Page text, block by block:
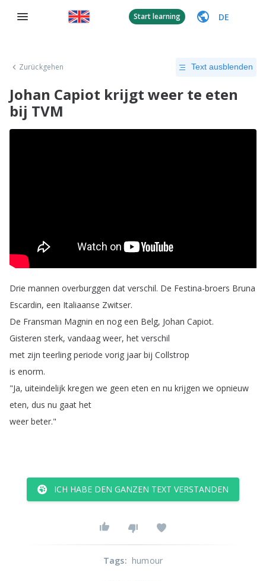
Start learning DE
Zurückgehen Text ausblenden
Johan Capiot krijgt weer te eten
bij TVM
Drie mannen overburggen dat verschil. De Festina-broers Bruna
Escardin, een Italiaanse Zwitser.
De Fransman Magnin en nog een Belg, Johan Capiot.
Gisteren sterk, vandaag weer, het verschil
met zijn teerling periode vorig jaar bij Collstrop
is enorm.
"Ja, uiteindelijk kregen we geen eten en nu krijgen we opnieuw
eten, dus nu gaat het
weer beter."
ICH HABE DEN GANZEN TEXT VERSTANDEN
Tags: humour